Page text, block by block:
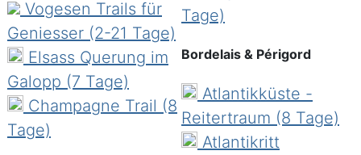
ausgesuchte, ländliche Gasthäuser erwarten
Sie. Übernachten werden Sie in typischen,
komfortablen Hotels, Herbergen und sogar in
Schlössern und Burgen. Teilweise führen die
Ritte bis zur Atlantikküste, ein weiteres
Highlight!
Vogesen Trails für
Geniesser (2-21 Tage)
Elsass Querung im
Galopp (7 Tage)
Champagne Trail (8
Tage)
Tage)
Bordelais & Périgord
Atlantikküste -
Reitertraum (8 Tage)
Atlantikritt